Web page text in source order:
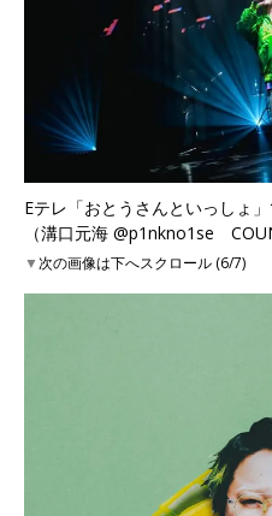
Eテレ「おとうさんといっしょ
（溝口元海 @p1nkno1se
▼次の画像は下へスクロール (6/7)